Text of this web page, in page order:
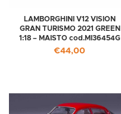
LAMBORGHINI V12 VISION
GRAN TURISMO 2021 GREEN
1:18 – MAISTO cod.MI36454G
€44,00